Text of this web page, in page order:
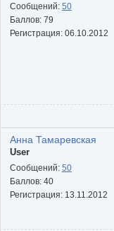
Сообщений: 50
Баллов: 79
Регистрация: 06.10.2012
Анна Тамаревская
User
Сообщений: 50
Баллов: 40
Регистрация: 13.11.2012